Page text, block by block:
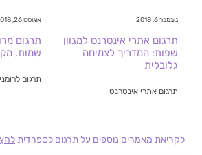
נובמבר 6, 2018
תרגום אתרי אינטרנט למגוון
שפות: המדריך לצמיחה
גלובלית
תרגום אתרי אינטרנט
אוגוסט 26, 2018
תרגום
שמות,
תרגום
לקריאת מאמרים נוספים על תרגום לספרדית